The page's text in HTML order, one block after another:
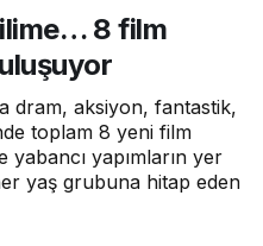
sinemaseverlerle
buluşuyor
8 film
dram, aksiyon, fantastik,
toplam 8 yeni film
yapımların yer
yaş grubuna hitap eden